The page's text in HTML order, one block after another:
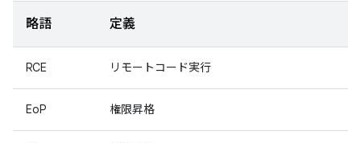
略語 定義
RCE リモートコード実行
EoP 権限昇格